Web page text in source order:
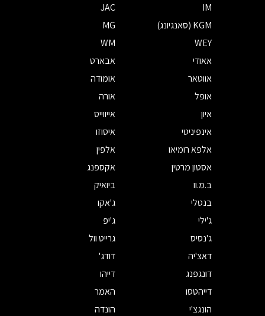
IM
JAC
KGM (סאנגיונג)
MG
WEY
WM
אאודי
אבארט
אווטאר
אומודה
אופל
אורה
איון
אייווייס
אינפיניטי
איסוזו
אלפא רומיאו
אלפין
אסטון מרטין
אקספנג
ב.מ.וו
ביואיק
בנטלי
ג'אקו
ג'ילי
ג'יפ
ג'נסיס
גרייט וול
דאצ'יה
דודג'
דונגפנג
דייהו
דייהטסו
האמר
הונגצ'י
הונדה